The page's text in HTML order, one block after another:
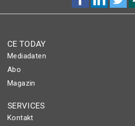
CE TODAY
Mediadaten
Abo
Magazin
SERVICES
Kontakt